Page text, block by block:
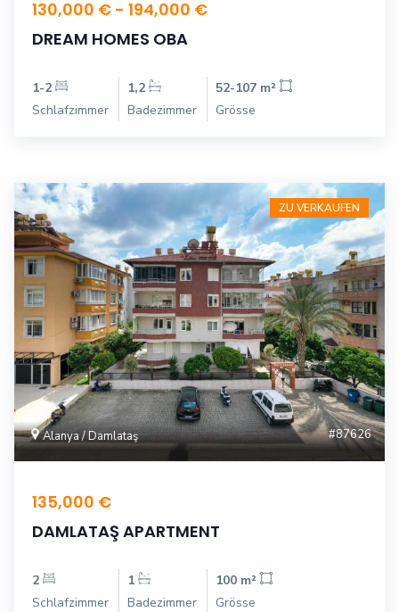
130,000 € - 194,000 €
DREAM HOMES OBA
1-2
Schlafzimmer
1,2
Badezimmer
52-107 m²
Grösse
ZU VERKAUFEN
Alanya / Damlataş #87626
135,000 €
DAMLATAŞ APARTMENT
2
Schlafzimmer
1
Badezimmer
100 m²
Grösse